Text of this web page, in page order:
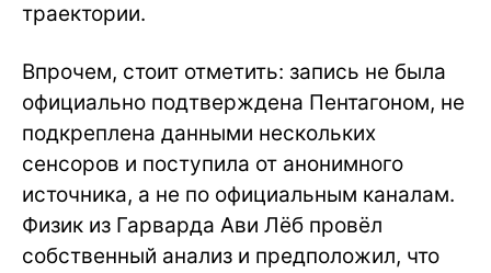
траектории.
Впрочем, стоит отметить: запись не была
официально подтверждена Пентагоном, не
подкреплена данными нескольких
сенсоров и поступила от анонимного
источника, а не по официальным каналам.
Физик из Гарварда Ави Лёб провёл
собственный анализ и предположил, что